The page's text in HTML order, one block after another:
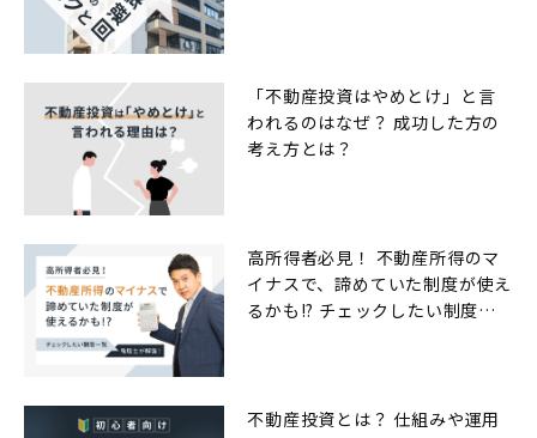
「不動産投資はやめとけ」と言
われるのはなぜ？ 成功した方の
考え方とは？
高所得者必見！ 不動産所得のマ
イナスで、諦めていた制度が使え
るかも!? チェックしたい制度一
不動産投資とは？ 仕組みや運用